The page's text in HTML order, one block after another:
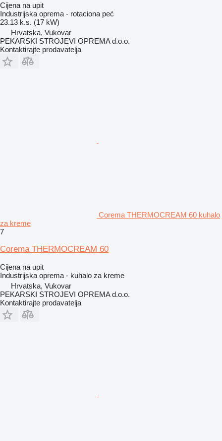
Cijena na upit
Industrijska oprema - rotaciona peć
23.13 k.s. (17 kW)
Hrvatska, Vukovar
PEKARSKI STROJEVI OPREMA d.o.o.
Kontaktirajte prodavatelja
Corema THERMOCREAM 60 kuhalo
za kreme
7
Corema THERMOCREAM 60
Cijena na upit
Industrijska oprema - kuhalo za kreme
Hrvatska, Vukovar
PEKARSKI STROJEVI OPREMA d.o.o.
Kontaktirajte prodavatelja